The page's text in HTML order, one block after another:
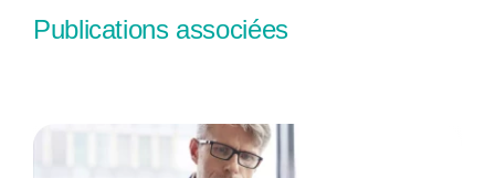
Publications associées